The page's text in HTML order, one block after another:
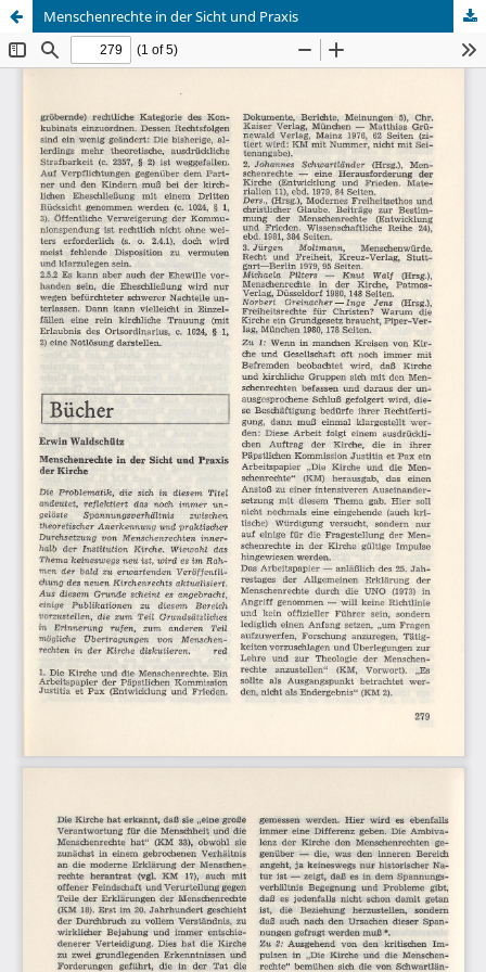
Menschenrechte in der Sicht und Praxis